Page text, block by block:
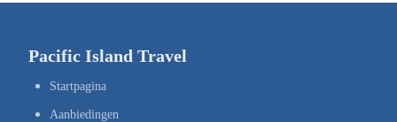
Pacific Island Travel
Startpagina
Aanbiedingen